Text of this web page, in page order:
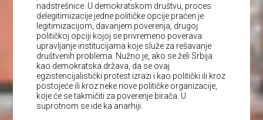
nadstrešnice. U demokratskom društvu, proces
delegitimizacije jedne političke opcije praćen je
legitimizacijom, davanjem poverenja, drugoj
političkoj opciji kojoj se privremeno poverava
upravljanje institucijama koje služe za rešavanje
društvenih problema. Nužno je, ako se želi Srbija
kao demokratska država, da se ovaj
egzistencijalistički protest izrazi i kao politički ili kroz
postojeće ili kroz neke nove političke organizacije,
koje će se takmičiti za poverenje birača. U
suprotnom se ide ka anarhiji.